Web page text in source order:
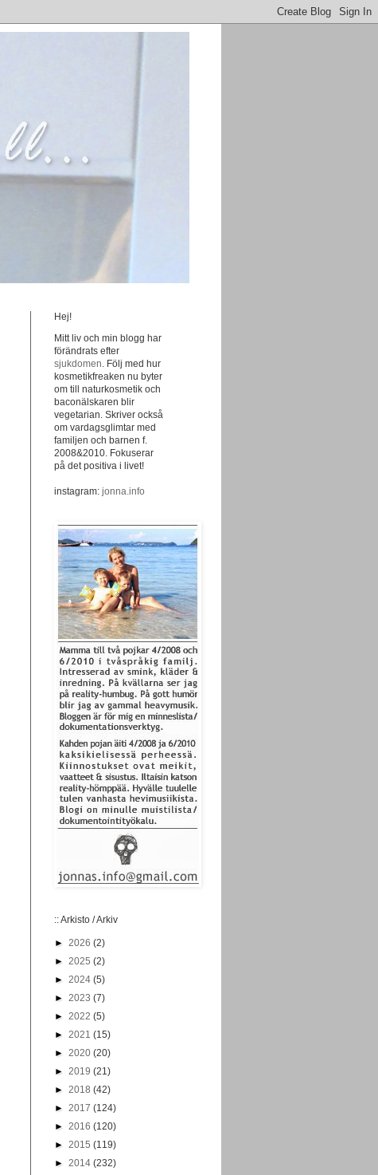
Hej!
Mitt liv och min blogg har
förändrats efter
sjukdomen. Följ med hur
kosmetikfreaken nu byter
om till naturkosmetik och
baconälskaren blir
vegetarian. Skriver också
om vardagsglimtar med
familjen och barnen f.
2008&2010. Fokuserar
på det positiva i livet!
instagram: jonna.info
:: Arkisto / Arkiv
► 2026 (2)
► 2025 (2)
► 2024 (5)
► 2023 (7)
► 2022 (5)
► 2021 (15)
► 2020 (20)
► 2019 (21)
► 2018 (42)
► 2017 (124)
► 2016 (120)
► 2015 (119)
► 2014 (232)